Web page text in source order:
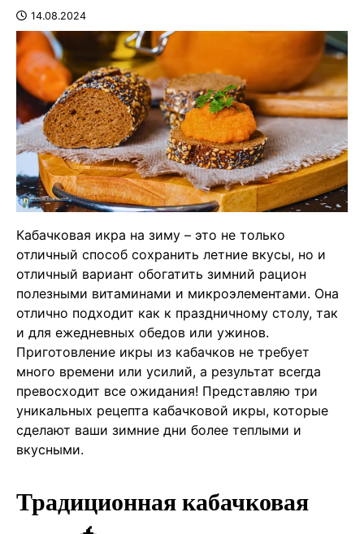
14.08.2024
Кабачковая икра на зиму – это не только
отличный способ сохранить летние вкусы, но и
отличный вариант обогатить зимний рацион
полезными витаминами и микроэлементами. Она
отлично подходит как к праздничному столу, так
и для ежедневных обедов или ужинов.
Приготовление икры из кабачков не требует
много времени или усилий, а результат всегда
превосходит все ожидания! Представляю три
уникальных рецепта кабачковой икры, которые
сделают ваши зимние дни более теплыми и
вкусными.
Традиционная кабачковая